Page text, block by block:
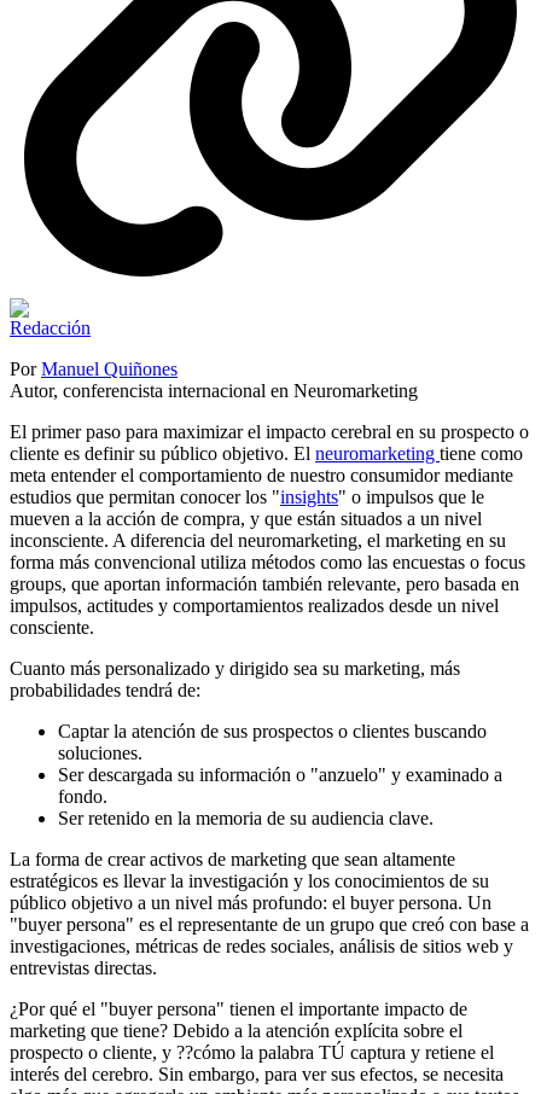
PorManuel Quiñones
Autor, conferencista internacional en Neuromarketing
El primer paso para maximizar el impacto cerebral en su prospecto o
cliente es definir su público objetivo. El neuromarketing tiene como
meta entender el comportamiento de nuestro consumidor mediante
estudios que permitan conocer los "insights" o impulsos que le
mueven a la acción de compra, y que están situados a un nivel
inconsciente. A diferencia del neuromarketing, el marketing en su
forma más convencional utiliza métodos como las encuestas o focus
groups, que aportan información también relevante, pero basada en
impulsos, actitudes y comportamientos realizados desde un nivel
consciente.
Cuanto más personalizado y dirigido sea su marketing, más
probabilidades tendrá de:
Captar la atención de sus prospectos o clientes buscando
soluciones.
Ser descargada su información o "anzuelo" y examinado a
fondo.
Ser retenido en la memoria de su audiencia clave.
La forma de crear activos de marketing que sean altamente
estratégicos es llevar la investigación y los conocimientos de su
público objetivo a un nivel más profundo: el buyer persona. Un
"buyer persona" es el representante de un grupo que creó con base a
investigaciones, métricas de redes sociales, análisis de sitios web y
entrevistas directas.
¿Por qué el "buyer persona" tienen el importante impacto de
marketing que tiene? Debido a la atención explícita sobre el
prospecto o cliente, y ??cómo la palabra TÚ captura y retiene el
interés del cerebro. Sin embargo, para ver sus efectos, se necesita